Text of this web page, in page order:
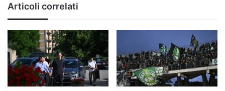
Articoli correlati